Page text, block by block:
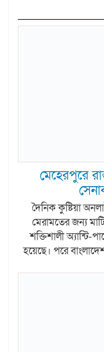
মেহেরপুরে
দৈনিক কুষ্টিয়া
মেরামতের জন্য
শক্তিশালী অ্যান্টি-
হয়েছে। পরে